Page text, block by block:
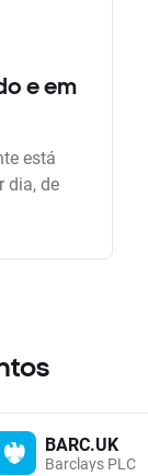
e em
está
dia, de
BARC.UK
Barclays PLC